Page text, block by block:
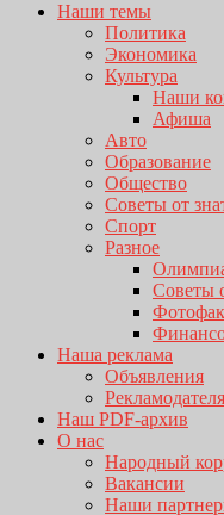
Наши темы
Политика
Экономика
Культура
Наши
Афиша
Авто
Образование
Общество
Советы от
Спорт
Разное
Советы
Наша реклама
Объявления
Наш PDF-архив
О нас
Народный
Вакансии
Наши